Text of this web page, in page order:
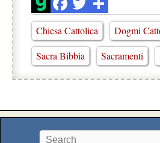
Chiesa Cattolica
Dogmi
Sacra Bibbia
Sacramenti